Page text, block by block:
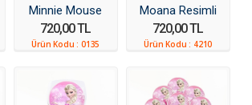
Minnie Mouse
Resimli Kurabiye
720,00 TL
Ürün Kodu :0135
Moana Resimli
Kurabiye
720,00 TL
Ürün Kodu : 4210